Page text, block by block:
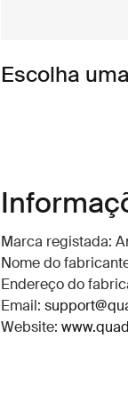
Escolha
Marca registada:
Nome do
Endereço do
Email:
Website: